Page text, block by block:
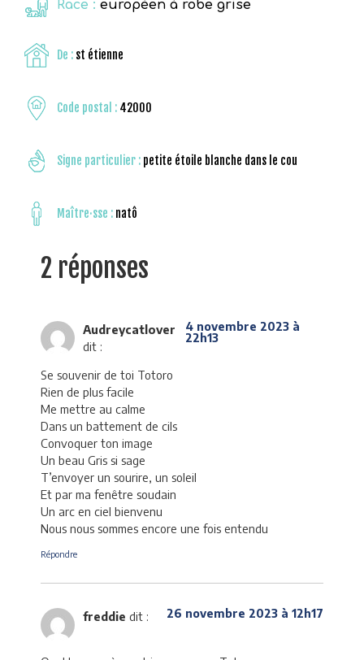
Race : européen à robe grise
De : st étienne
Code postal : 42000
Signe particulier : petite étoile blanche dans le cou
Maître·sse : natô
2 réponses
Audreycatlover
dit :
4 novembre 2023 à
22h13
Se souvenir de toi Totoro
Rien de plus facile
Me mettre au calme
Dans un battement de cils
Convoquer ton image
Un beau Gris si sage
T’envoyer un sourire, un soleil
Et par ma fenêtre soudain
Un arc en ciel bienvenu
Nous nous sommes encore une fois entendu
Répondre
freddie dit : 26 novembre 2023 à 12h17